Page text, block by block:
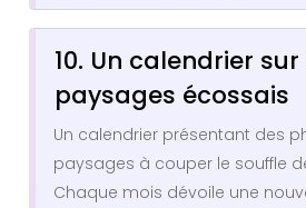
10. Un calendrier sur
paysages écossais
Un calendrier présentant des
paysages à couper le souffle
Chaque mois dévoile une